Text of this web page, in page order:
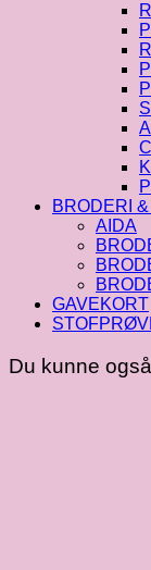
BRODERI
AIDA
GAVEKORT
Du kunne